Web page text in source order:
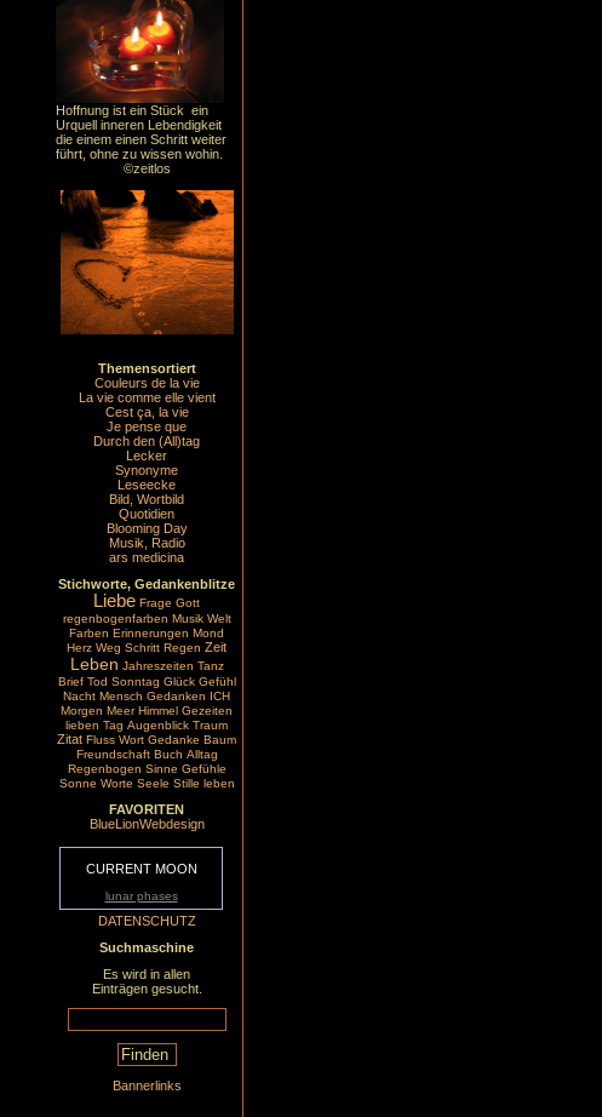
Hoffnung ist ein Stück ein
Urquell inneren Lebendigkeit
die einem einen Schritt weiter
führt, ohne zu wissen wohin.
©zeitlos
Themensortiert
Couleurs de la vie
La vie comme elle vient
Cest ça, la vie
Je pense que
Durch den (All)tag
Lecker
Synonyme
Leseecke
Bild, Wortbild
Quotidien
Blooming Day
Musik, Radio
ars medicina
Stichworte, Gedankenblitze
Liebe Frage Gott
regenbogenfarben Musik Welt
Farben Erinnerungen Mond
Herz Weg Schritt Regen Zeit
Leben Jahreszeiten Tanz
Brief Tod Sonntag Glück Gefühl
Nacht Mensch Gedanken ICH
Morgen Meer Himmel Gezeiten
lieben Tag Augenblick Traum
Zitat Fluss Wort Gedanke Baum
Freundschaft Buch Alltag
Regenbogen Sinne Gefühle
Sonne Worte Seele Stille leben
FAVORITEN
BlueLionWebdesign
CURRENT MOON
lunar phases
DATENSCHUTZ
Suchmaschine
Es wird in allen
Einträgen gesucht.
Bannerlinks